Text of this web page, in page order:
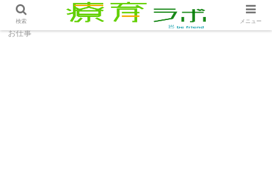
ホーム 療育のお仕事
公園遊びのリスク回避│療育の
お仕事
検索 メニュー